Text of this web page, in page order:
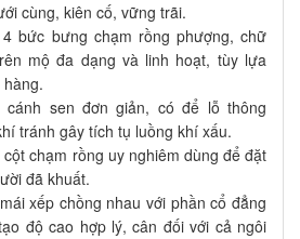
cùng, kiên cố, vững trãi.
bức bưng chạm rồng phượng, chữ
mộ đa dạng và linh hoạt, tùy lựa
cánh sen đơn giản, có để lỗ thông
tránh gây tích tụ luồng khí xấu.
cột chạm rồng uy nghiêm dùng để đặt
đã khuất.
xếp chồng nhau với phần cổ đẳng
độ cao hợp lý, cân đối với cả ngôi